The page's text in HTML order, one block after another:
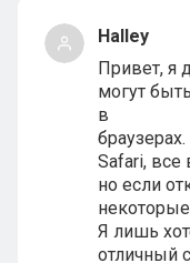
Halley
Привет, я
могут
в
Safari, все
но если
Я лишь
отличный